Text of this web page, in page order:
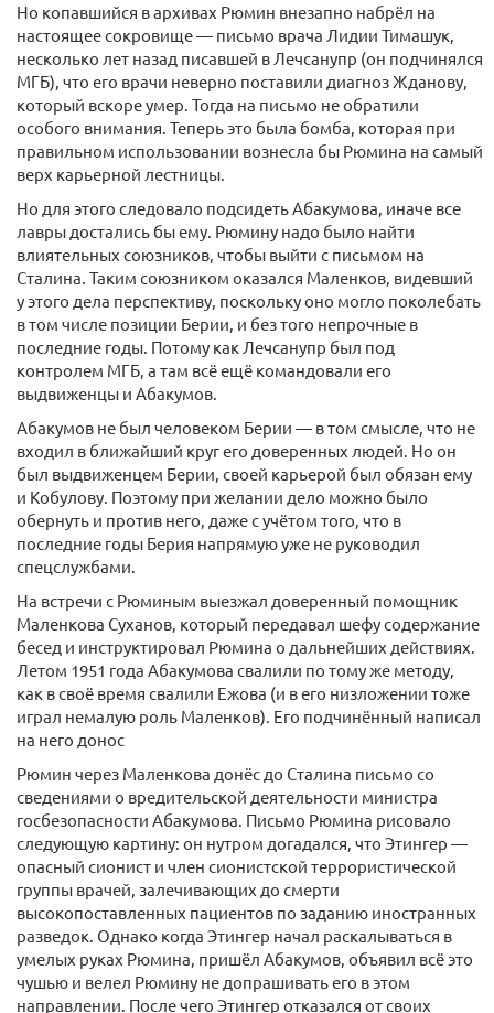
Но копавшийся в архивах Рюмин внезапно набрёл на
настоящее сокровище — письмо врача Лидии Тимашук,
несколько лет назад писавшей в Лечсанупр (он подчинялся
МГБ), что его врачи неверно поставили диагноз Жданову,
который вскоре умер. Тогда на письмо не обратили
особого внимания. Теперь это была бомба, которая при
правильном использовании вознесла бы Рюмина на самый
верх карьерной лестницы.
Но для этого следовало подсидеть Абакумова, иначе все
лавры достались бы ему. Рюмину надо было найти
влиятельных союзников, чтобы выйти с письмом на
Сталина. Таким союзником оказался Маленков, видевший
у этого дела перспективу, поскольку оно могло поколебать
в том числе позиции Берии, и без того непрочные в
последние годы. Потому как Лечсанупр был под
контролем МГБ, а там всё ещё командовали его
выдвиженцы и Абакумов.
Абакумов не был человеком Берии — в том смысле, что не
входил в ближайший круг его доверенных людей. Но он
был выдвиженцем Берии, своей карьерой был обязан ему
и Кобулову. Поэтому при желании дело можно было
обернуть и против него, даже с учётом того, что в
последние годы Берия напрямую уже не руководил
спецслужбами.
На встречи с Рюминым выезжал доверенный помощник
Маленкова Суханов, который передавал шефу содержание
бесед и инструктировал Рюмина о дальнейших действиях.
Летом 1951 года Абакумова свалили по тому же методу,
как в своё время свалили Ежова (и в его низложении тоже
играл немалую роль Маленков). Его подчинённый написал
на него донос
Рюмин через Маленкова донёс до Сталина письмо со
сведениями о вредительской деятельности министра
госбезопасности Абакумова. Письмо Рюмина рисовало
следующую картину: он нутром догадался, что Этингер —
опасный сионист и член сионистской террористической
группы врачей, залечивающих до смерти
высокопоставленных пациентов по заданию иностранных
разведок. Однако когда Этингер начал раскалываться в
умелых руках Рюмина, пришёл Абакумов, объявил всё это
чушью и велел Рюмину не допрашивать его в этом
направлении. После чего Этингер отказался от своих